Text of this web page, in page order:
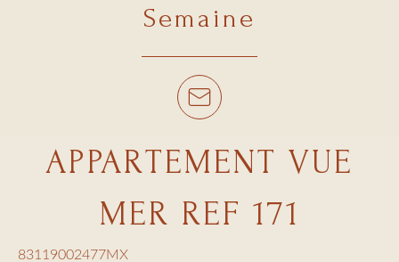
Semaine
APPARTEMENT VUE
MER REF 171
83119002477MX